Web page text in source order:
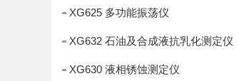
XG625 多功能振荡仪
XG632 石油及合成液抗乳化测定仪
XG630 液相锈蚀测定仪